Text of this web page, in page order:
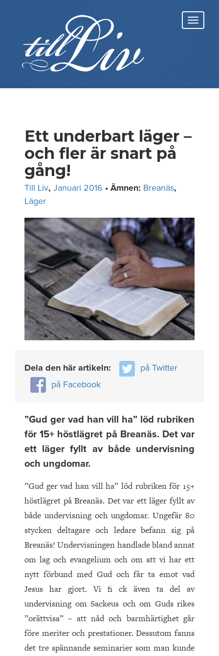
Ett underbart läger –
och fler är snart på
gång!
Till Liv, Januari 2016 • Ämnen: Breanäs,
Läger
Dela den här artikeln:
på Twitter
på Facebook
”Gud ger vad han vill ha” löd rubriken
för 15+ höstlägret på Breanäs. Det var
ett läger fyllt av både undervisning
och ungdomar.
”Gud ger vad han vill ha” löd rubriken för 15+
höstlägret på Breanäs. Det var ett läger fyllt av
både undervisning och ungdomar. Ungefär 80
stycken deltagare och ledare befann sig på
Breanäs! Undervisningen handlade bland annat
om lag och evangelium och om att vi har ett
nytt förbund med Gud och får ta emot vad
Jesus har gjort. Vi fi ck även ta del av
undervisning om Sackeus och om Guds rikes
”orättvisa” – att nåd och barmhärtighet går
före meriter och prestationer. Dessutom fanns
det tre spännande seminarier som man kunde